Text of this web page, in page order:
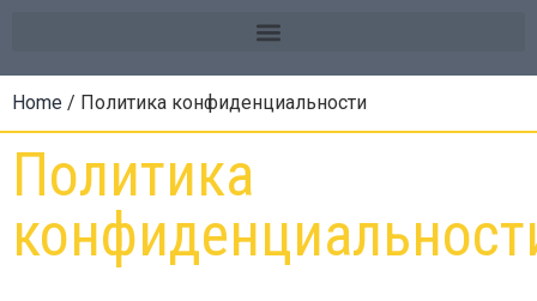
Home / Политика конфиденциальности
Политика